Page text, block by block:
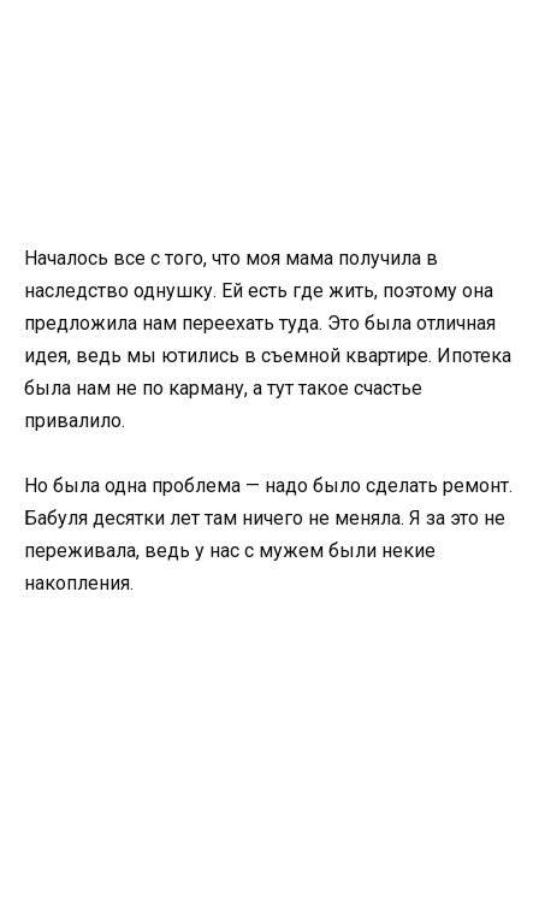
Началось все с того, что моя мама получила в
наследство однушку. Ей есть где жить, поэтому она
предложила нам переехать туда. Это была отличная
идея, ведь мы ютились в съемной квартире. Ипотека
была нам не по карману, а тут такое счастье
привалило.
Но была одна проблема — надо было сделать ремонт.
Бабуля десятки лет там ничего не меняла. Я за это не
переживала, ведь у нас с мужем были некие
накопления.